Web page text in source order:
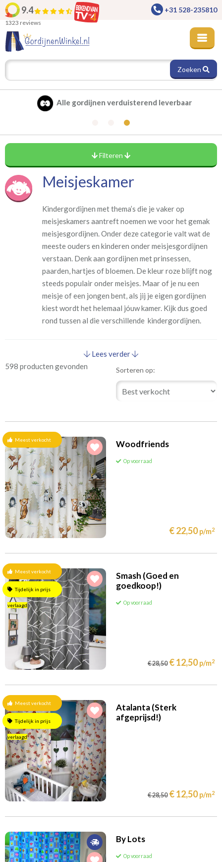
9.4
1323 reviews
+31 528-235810
Zoeken
Alle gordijnen verduisterend leverbaar
Filteren
Meisjeskamer
Kindergordijnen met thema’s die je vaker op
meisjeskamers aantreft noemen we voor het gemak
meisjesgordijnen. Onder deze categorie valt wat de
meeste ouders en kinderen onder meisjesgordijnen
verstaan. Denk aan gordijnen met prinsessen,
paarden, hartjes of bloemen. De kleur roze blijft nog
steeds populair onder meisjes. Maar of je nu een
meisje of een jongen bent, als jij je eigen gordijnen
kiest wordt het helemaal jóuw kamer. Kijk dus goed
rond tussen al die verschillende kindergordijnen.
Lees verder
598 producten gevonden
Sorteren op:
Meest verkocht Woodfriends
Op voorraad
€ 22,50 p/m2
Meest verkocht
Tijdelijk in prijs
verlaagd
Smash (Goed en
goedkoop!)
Op voorraad
€ 28,50 € 12,50 p/m2
Meest verkocht
Tijdelijk in prijs
verlaagd
Atalanta (Sterk
afgeprijsd!)
€ 28,50 € 12,50 p/m2
By Lots
Op voorraad